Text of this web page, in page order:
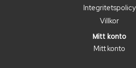
Integritetspolicy
Villkor
Mitt konto
Mitt konto